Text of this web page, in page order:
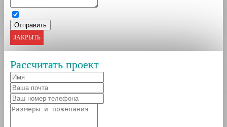
ЗАКРЫТЬ
Рассчитать проект